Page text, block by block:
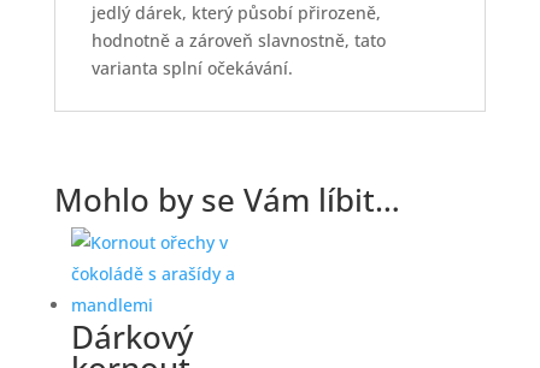
jedlý dárek, který působí přirozeně,
hodnotně a zároveň slavnostně, tato
varianta splní očekávání.
Mohlo by se Vám líbit…
Dárkový